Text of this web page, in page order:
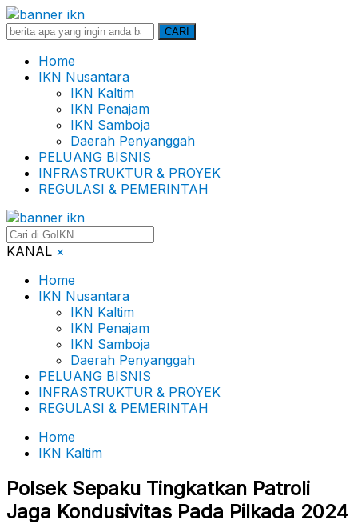
Search
CARI
Home
IKN Nusantara
IKN Kaltim
IKN Penajam
IKN Samboja
Daerah Penyanggah
PELUANG BISNIS
INFRASTRUKTUR & PROYEK
REGULASI & PEMERINTAH
KANAL ×
Home
IKN Nusantara
IKN Kaltim
IKN Penajam
IKN Samboja
Daerah Penyanggah
PELUANG BISNIS
INFRASTRUKTUR & PROYEK
REGULASI & PEMERINTAH
Home
IKN Kaltim
Polsek Sepaku Tingkatkan Patroli
Jaga Kondusivitas Pada Pilkada 2024